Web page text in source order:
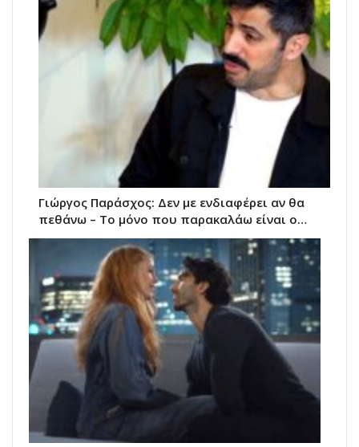
Γιώργος Παράσχος: Δεν με ενδιαφέρει αν θα
πεθάνω – Το μόνο που παρακαλάω είναι ο…